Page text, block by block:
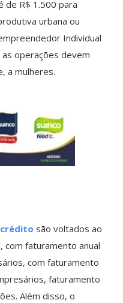
de R$ 1.500 para
urbana ou
Individual
operações devem
a mulheres.
são voltados ao
com faturamento anual
com faturamento
faturamento
Além disso, o